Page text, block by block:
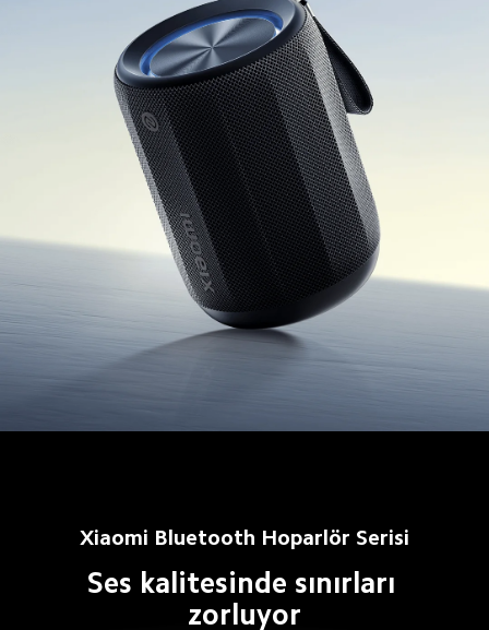
Xiaomi Bluetooth Hoparlör Serisi
Ses kalitesinde sınırları
zorluyor